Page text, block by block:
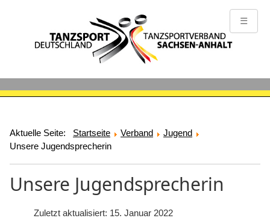
☰
Aktuelle Seite: Startseite Verband
Jugend
Unsere Jugendsprecherin
Unsere Jugendsprecherin
Zuletzt aktualisiert: 15. Januar 2022